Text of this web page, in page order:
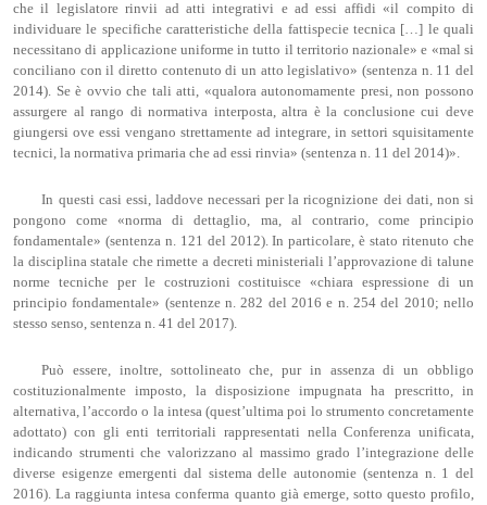
che il legislatore rinvii ad atti integrativi e ad essi affidi «il compito di
individuare le specifiche caratteristiche della fattispecie tecnica […] le quali
necessitano di applicazione uniforme in tutto il territorio nazionale» e «mal si
conciliano con il diretto contenuto di un atto legislativo» (sentenza n. 11 del
2014). Se è ovvio che tali atti, «qualora autonomamente presi, non possono
assurgere al rango di normativa interposta, altra è la conclusione cui deve
giungersi ove essi vengano strettamente ad integrare, in settori squisitamente
tecnici, la normativa primaria che ad essi rinvia» (sentenza n. 11 del 2014)».
In questi casi essi, laddove necessari per la ricognizione dei dati, non si
pongono come «norma di dettaglio, ma, al contrario, come principio
fondamentale» (sentenza n. 121 del 2012). In particolare, è stato ritenuto che
la disciplina statale che rimette a decreti ministeriali l’approvazione di talune
norme tecniche per le costruzioni costituisce «chiara espressione di un
principio fondamentale» (sentenze n. 282 del 2016 e n. 254 del 2010; nello
stesso senso, sentenza n. 41 del 2017).
Può essere, inoltre, sottolineato che, pur in assenza di un obbligo
costituzionalmente imposto, la disposizione impugnata ha prescritto, in
alternativa, l’accordo o la intesa (quest’ultima poi lo strumento concretamente
adottato) con gli enti territoriali rappresentati nella Conferenza unificata,
indicando strumenti che valorizzano al massimo grado l’integrazione delle
diverse esigenze emergenti dal sistema delle autonomie (sentenza n. 1 del
2016). La raggiunta intesa conferma quanto già emerge, sotto questo profilo,